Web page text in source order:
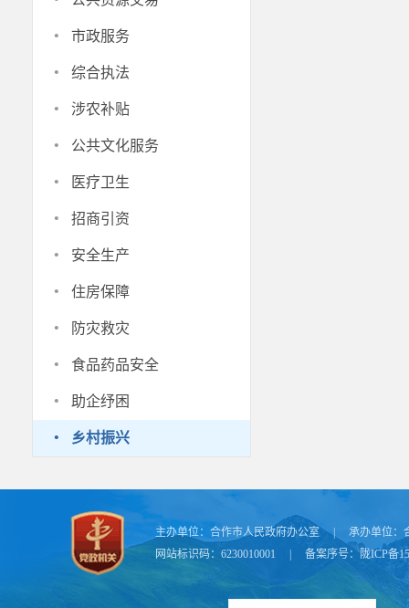
· 市政服务
· 综合执法
· 涉农补贴
· 公共文化服务
· 医疗卫生
· 招商引资
· 安全生产
· 住房保障
· 防灾救灾
· 食品药品安全
· 助企纾困
· 乡村振兴
主办单位： 合作市人民政府办公室 承办单位：
网站标识码：6230010001
备案序号：陇ICP备